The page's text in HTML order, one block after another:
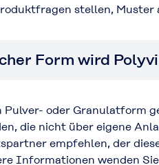
stellen,
Form wird
Pulver- oder Granulatform
die nicht über eigene
empfehlen, der
Informationen wenden